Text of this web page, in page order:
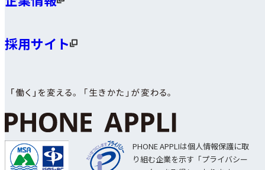
採用サイト
PHONE APPLIは個人情報保護に取
り組む企業を示す「プライバシー